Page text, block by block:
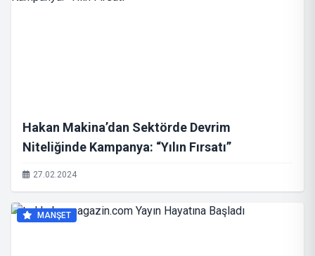
Hakan Makina’dan Sektörde Devrim
Niteliğinde Kampanya: “Yılın Fırsatı”
27.02.2024
MANŞET